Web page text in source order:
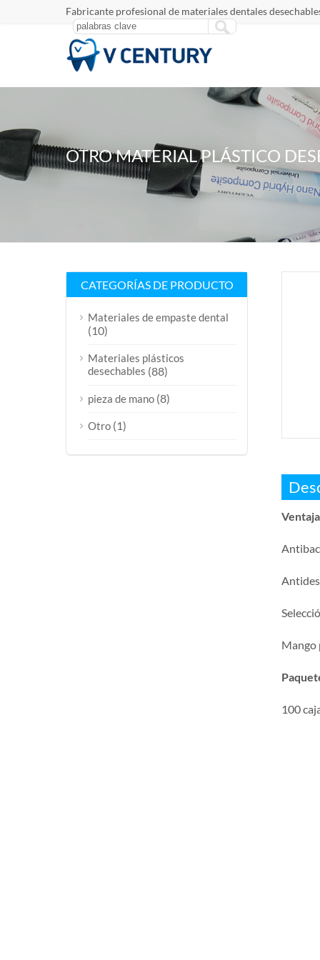
Fabricante profesional de materiales dentales
OTRO MATERIAL PLÁSTICO
Mango
100
CATEGORÍAS DE PRODUCTO
Materiales de empaste dental
(10)
Materiales plásticos
desechables (88)
pieza de mano (8)
Otro (1)